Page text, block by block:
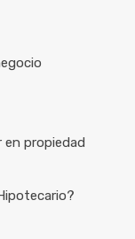
en propiedad